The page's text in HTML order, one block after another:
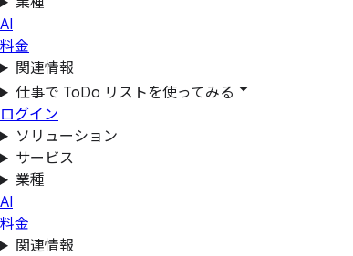
AI
料金
関連情報
仕事で ToDo リストを使ってみる
ログイン
ソリューション
サービス
業種
AI
料金
関連情報